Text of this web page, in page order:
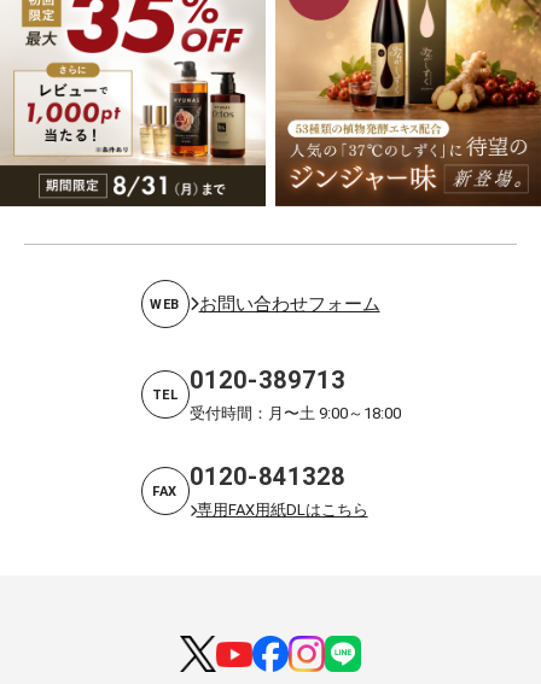
WEB お問い合わせフォーム
TEL 0120-389713
受付時間：月〜土 9:00～18:00
FAX 0120-841328
専用FAX用紙DLはこちら